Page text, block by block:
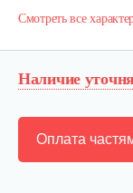
Смотреть все
Наличие
Оплата